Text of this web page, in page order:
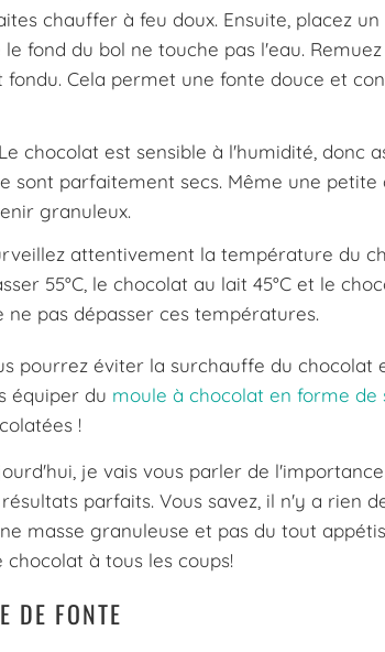
chauffer à feu doux. Ensuite, placez
fond du bol ne touche pas l'eau.
Cela permet une fonte douce et
Le chocolat est sensible à l'humidité, donc
sont parfaitement secs. Même une
granuleux.
attentivement la température du
55°C, le chocolat au lait 45°C et le
pas dépasser ces températures.
pourrez éviter la surchauffe du
équiper du moule à chocolat en forme de
!
je vais vous parler de
parfaits. Vous savez, il n'y a rien
masse granuleuse et pas du tout
à tous les coups!
DE FONTE